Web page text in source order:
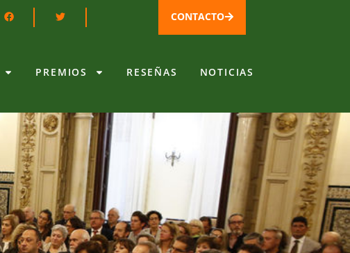
CONTACTO
PREMIOS RESEÑAS NOTICIAS